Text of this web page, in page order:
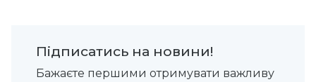
Підписатись на новини!
Бажаєте першими отримувати важливу